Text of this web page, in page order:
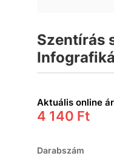
Szentírás
Aktuális online ár
4 140 Ft
Darabszám